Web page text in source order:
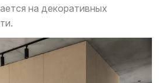
на декоративных